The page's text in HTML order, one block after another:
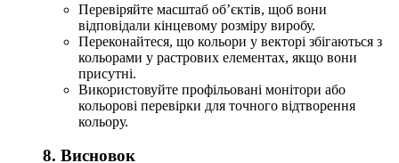
Перевіряйте масштаб об’єктів, щоб вони
відповідали кінцевому розміру виробу.
Переконайтеся, що кольори у векторі збігаються з
кольорами у растрових елементах, якщо вони
присутні.
Використовуйте профільовані монітори або
кольорові перевірки для точного відтворення
кольору.
8. Висновок